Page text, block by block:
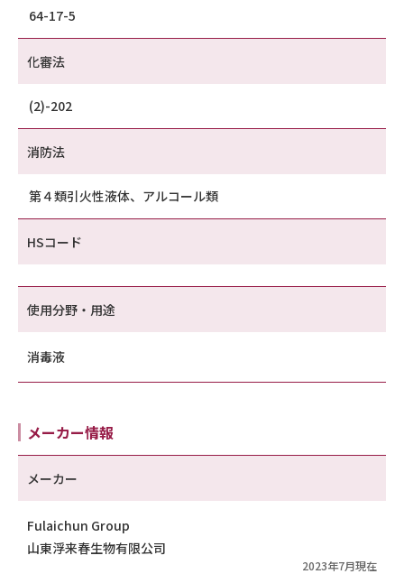
64-17-5
化審法
(2)-202
消防法
第４類引火性液体、アルコール類
HSコード
使用分野・用途
消毒液
メーカー情報
メーカー
Fulaichun Group
山東浮来春生物有限公司
2023年7月現在